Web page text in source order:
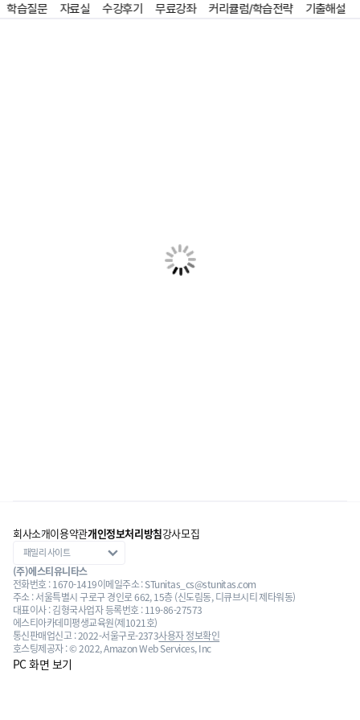
학습질문 자료실 수강후기 무료강좌 커리큘럼/학습전략 기출해설
회사소개이용약관개인정보처리방침강사모집
(주)에스티유니타스
전화번호 : 1670-1419이메일주소 : STunitas_cs@stunitas.com
주소 : 서울특별시 구로구 경인로 662, 15층 (신도림동, 디큐브시티 제타워동)
대표이사 : 김형국사업자 등록번호 : 119-86-27573
에스티아카데미평생교육원(제1021호)
통신판매업신고 : 2022-서울구로-2373사용자 정보확인
호스팅제공자 : © 2022, Amazon Web Services, Inc
PC 화면 보기